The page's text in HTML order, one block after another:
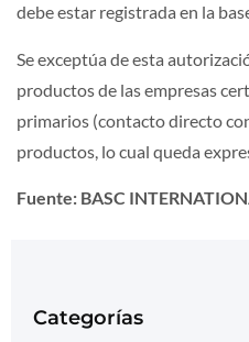
debe estar registrada en la
Se exceptúa de esta
productos de las empresas
primarios (contacto directo
productos, lo cual queda
Fuente: BASC
Categorías